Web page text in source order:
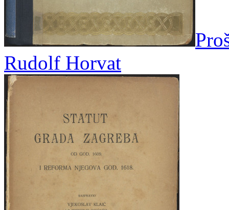
Rudolf Horvat